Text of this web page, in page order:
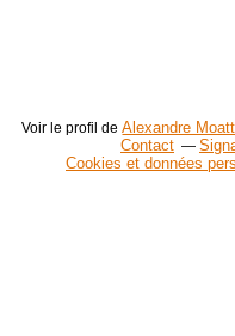
Voir le profil deAlexandre
Contact
Cookies et données